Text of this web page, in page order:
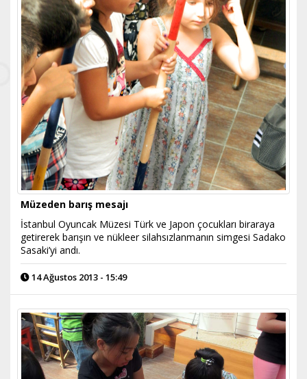
Müzeden barış mesajı
İstanbul Oyuncak Müzesi Türk ve Japon çocukları biraraya
getirerek barışın ve nükleer silahsızlanmanın simgesi Sadako
Sasaki’yi andı.
14 Ağustos 2013 - 15:49